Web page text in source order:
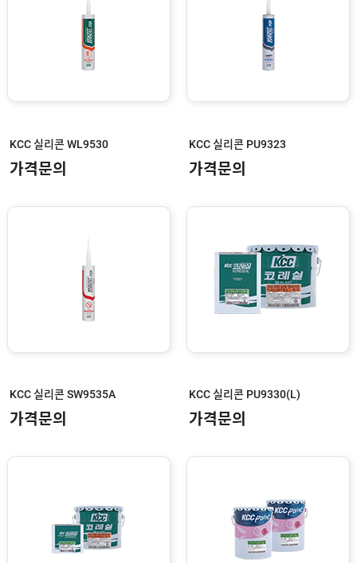
KCC 실리콘 WL9530
가격문의
KCC 실리콘 PU9323
가격문의
KCC 실리콘 SW9535A
가격문의
KCC 실리콘 PU9330(L)
가격문의